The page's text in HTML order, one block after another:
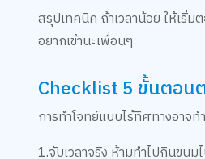
สรุปเทคนิค ถ้าเวลาน้อย ให้เริ่
อยากเข้านะเพื่อนๆ
Checklist 5 ขั้นตอน
การทำโจทย์แบบไร้ทิศทางอาจ
1.จับเวลาจริง ห้ามทำไปกินขน